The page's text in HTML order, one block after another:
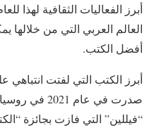
العالم العربي التي من خلالها
أفضل الكتب.
أبرز الكتب التي لفتت انتباهي
صدرت في عام
“فيللين” التي فازت بجائزة